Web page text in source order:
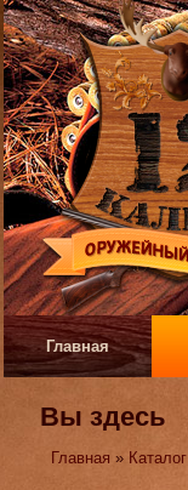
Главная
Вы здесь
Главная » Каталог